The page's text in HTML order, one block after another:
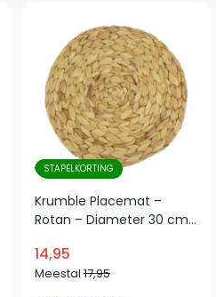
STAPELKORTING
Krumble Placemat –
Rotan – Diameter 30 cm
14,95
Meestal 17,95